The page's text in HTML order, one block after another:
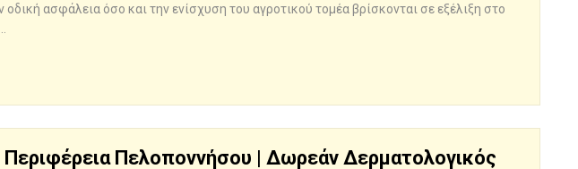
ασφάλεια όσο και την ενίσχυση του αγροτικού τομέα βρίσκονται σε εξέλιξη στο
Πελοποννήσου | Δωρεάν Δερματολογικός